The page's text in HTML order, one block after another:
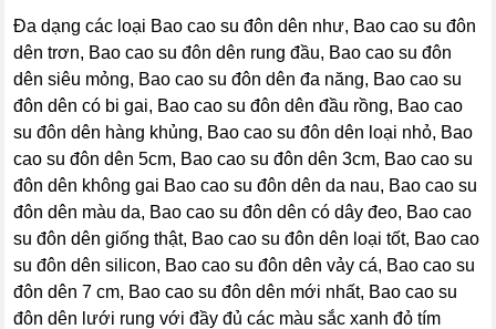
Đa dạng các loại Bao cao su đôn dên như, Bao cao su đôn
dên trơn, Bao cao su đôn dên rung đầu, Bao cao su đôn
dên siêu mỏng, Bao cao su đôn dên đa năng, Bao cao su
đôn dên có bi gai, Bao cao su đôn dên đầu rồng, Bao cao
su đôn dên hàng khủng, Bao cao su đôn dên loại nhỏ, Bao
cao su đôn dên 5cm, Bao cao su đôn dên 3cm, Bao cao su
đôn dên không gai Bao cao su đôn dên da nau, Bao cao su
đôn dên màu da, Bao cao su đôn dên có dây đeo, Bao cao
su đôn dên giống thật, Bao cao su đôn dên loại tốt, Bao cao
su đôn dên silicon, Bao cao su đôn dên vảy cá, Bao cao su
đôn dên 7 cm, Bao cao su đôn dên mới nhất, Bao cao su
đôn dên lưới rung với đầy đủ các màu sắc xanh đỏ tím